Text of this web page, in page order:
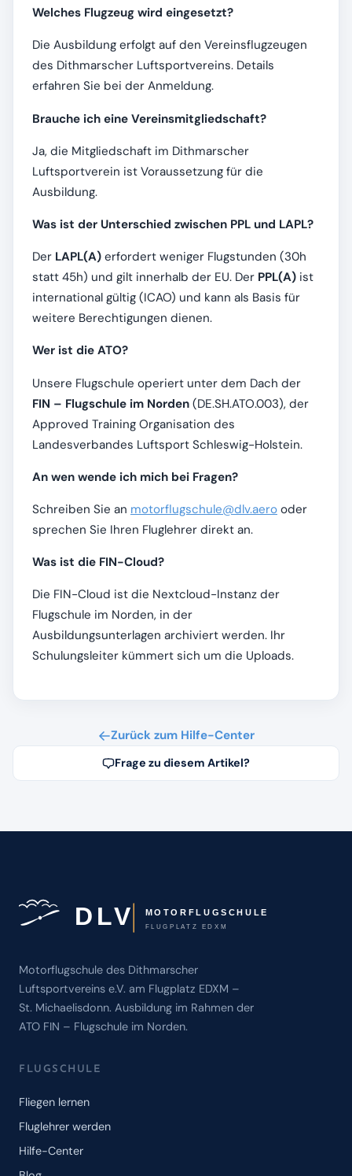
Welches Flugzeug wird eingesetzt?
Die Ausbildung erfolgt auf den Vereinsflugzeugen
des Dithmarscher Luftsportvereins. Details
erfahren Sie bei der Anmeldung.
Brauche ich eine Vereinsmitgliedschaft?
Ja, die Mitgliedschaft im Dithmarscher
Luftsportverein ist Voraussetzung für die
Ausbildung.
Was ist der Unterschied zwischen PPL und LAPL?
Der LAPL(A) erfordert weniger Flugstunden (30h
statt 45h) und gilt innerhalb der EU. Der PPL(A) ist
international gültig (ICAO) und kann als Basis für
weitere Berechtigungen dienen.
Wer ist die ATO?
Unsere Flugschule operiert unter dem Dach der
FIN – Flugschule im Norden (DE.SH.ATO.003), der
Approved Training Organisation des
Landesverbandes Luftsport Schleswig-Holstein.
An wen wende ich mich bei Fragen?
Schreiben Sie an motorflugschule@dlv.aero oder
sprechen Sie Ihren Fluglehrer direkt an.
Was ist die FIN-Cloud?
Die FIN-Cloud ist die Nextcloud-Instanz der
Flugschule im Norden, in der
Ausbildungsunterlagen archiviert werden. Ihr
Schulungsleiter kümmert sich um die Uploads.
Zurück zum Hilfe-Center
Frage zu diesem Artikel?
Motorflugschule des Dithmarscher
Luftsportvereins e.V. am Flugplatz EDXM –
St. Michaelisdonn. Ausbildung im Rahmen der
ATO FIN – Flugschule im Norden.
FLUGSCHULE
Fliegen lernen
Fluglehrer werden
Hilfe-Center